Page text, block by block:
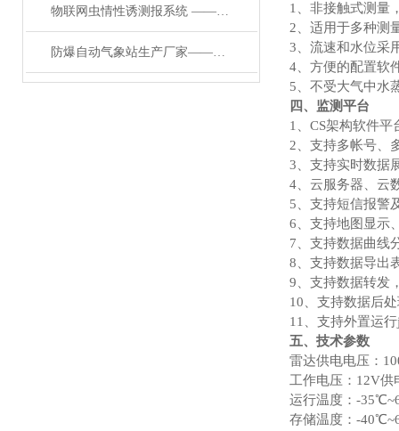
物联网虫情性诱测报系统 ——减少农药使用的智慧性诱测报系统#2024已更新
防爆自动气象站生产厂家——覆盖多个领域的防爆气象站系统2024顺丰包邮
1、非接触式测量
2、适用于多种测
3、流速和水位采
4、方便的配置软
5、不受大气中水
四、监测平台
1、CS架构软件
2、支持多帐号、
3、支持实时数据
4、云服务器、云
5、支持短信报警
6、支持地图显示
7、支持数据曲线
8、支持数据导出
9、支持数据转发
10、支持数据后
11、支持外置运
五、技术参数
雷达供电电压：
工作电压：12V供
运行温度：-
存储温度：-